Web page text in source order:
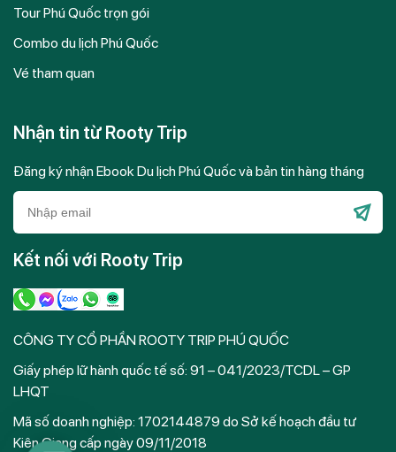
Tour Phú Quốc trọn gói
Combo du lịch Phú Quốc
Vé tham quan
Nhận tin từ Rooty Trip
Đăng ký nhận Ebook Du lịch Phú Quốc và bản tin hàng tháng
Please
Kết nối với Rooty Trip
CÔNG TY CỔ PHẦN ROOTY TRIP PHÚ QUỐC
Giấy phép lữ hành quốc tế số: 91 – 041/2023/TCDL – GP
LHQT
Mã số doanh nghiệp: 1702144879 do Sở kế hoạch đầu tư
Kiên Giang cấp ngày 09/11/2018